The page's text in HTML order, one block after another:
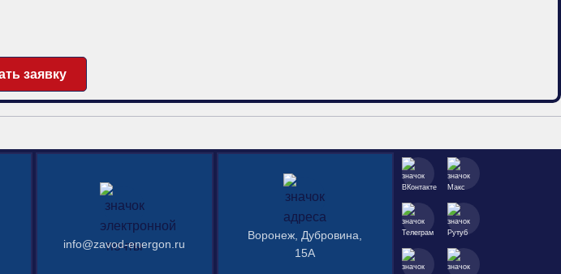
заявку
info@zavod-energon.ru
Воронеж, Дубровина,
15А